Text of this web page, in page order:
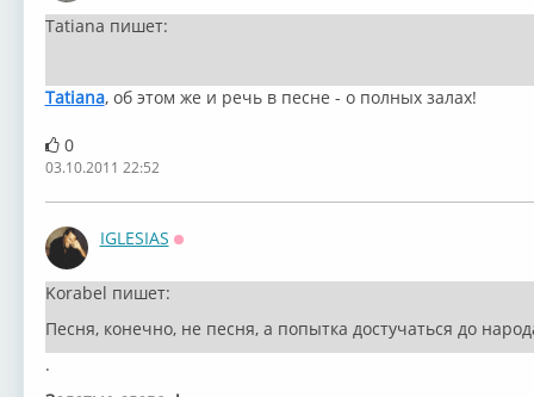
Tatiana пишет:
Tatiana, об этом же и речь в песне - о полных залах!
0
03.10.2011 22:52
IGLESIAS
Korabel пишет:
Песня, конечно, не песня, а попытка достучаться до
.